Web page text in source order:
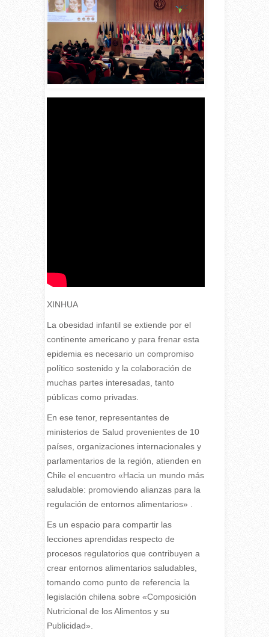
XINHUA
La obesidad infantil se extiende por el
continente americano y para frenar esta
epidemia es necesario un compromiso
político sostenido y la colaboración de
muchas partes interesadas, tanto
públicas como privadas.
En ese tenor, representantes de
ministerios de Salud provenientes de 10
países, organizaciones internacionales y
parlamentarios de la región, atienden en
Chile el encuentro «Hacia un mundo más
saludable: promoviendo alianzas para la
regulación de entornos alimentarios» .
Es un espacio para compartir las
lecciones aprendidas respecto de
procesos regulatorios que contribuyen a
crear entornos alimentarios saludables,
tomando como punto de referencia la
legislación chilena sobre «Composición
Nutricional de los Alimentos y su
Publicidad».